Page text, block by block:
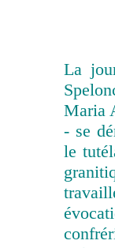
La
Maria
- se
le